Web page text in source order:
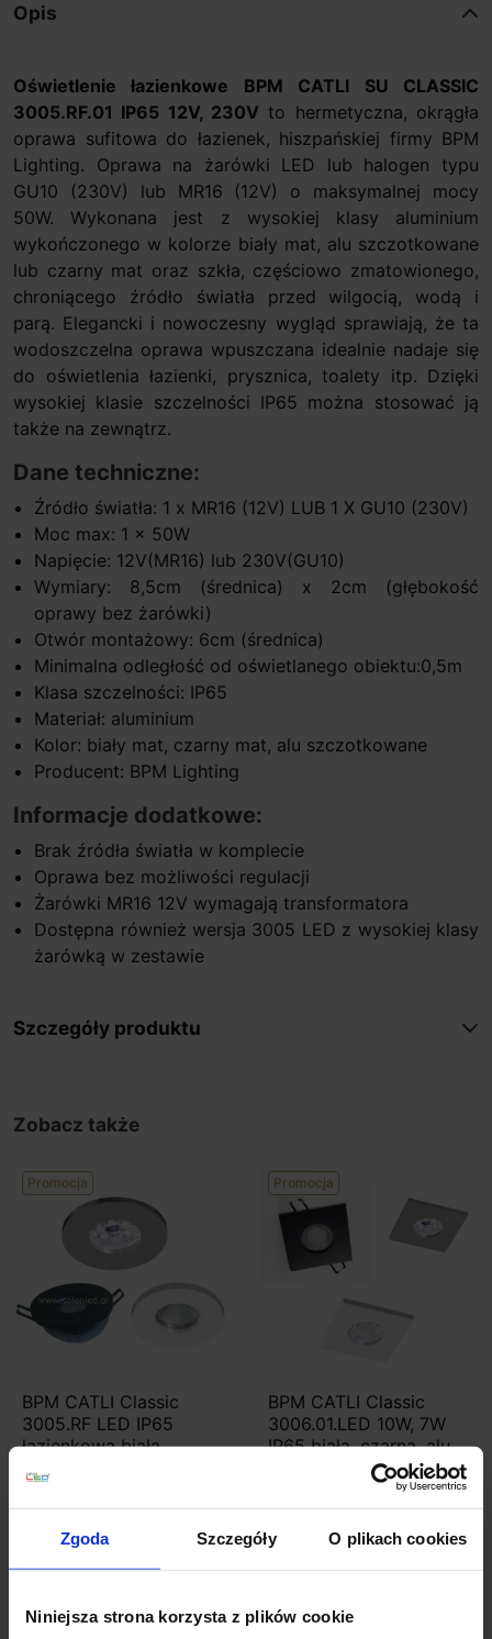
Zgoda Szczegóły O plikach cookies
Niniejsza strona korzysta z plików cookie
Opis
Oświetlenie łazienkowe BPM CATLI SU CLASSIC
3005.RF.01 IP65 12V, 230V to hermetyczna, okrągła
oprawa sufitowa do łazienek, hiszpańskiej firmy BPM
Lighting. Oprawa na żarówki LED lub halogen typu
GU10 (230V) lub MR16 (12V) o maksymalnej mocy
50W. Wykonana jest z wysokiej klasy aluminium
wykończonego w kolorze biały mat, alu szczotkowane
lub czarny mat oraz szkła, częściowo zmatowionego,
chroniącego źródło światła przed wilgocią, wodą i
parą. Elegancki i nowoczesny wygląd sprawiają, że ta
wodoszczelna oprawa wpuszczana idealnie nadaje się
do oświetlenia łazienki, prysznica, toalety itp. Dzięki
wysokiej klasie szczelności IP65 można stosować ją
także na zewnątrz.
Dane techniczne:
Źródło światła: 1 x MR16 (12V) LUB 1 X GU10 (230V)
Moc max: 1 x 50W
Napięcie: 12V(MR16) lub 230V(GU10)
Wymiary: 8,5cm (średnica) x 2cm (głębokość
oprawy bez żarówki)
Otwór montażowy: 6cm (średnica)
Minimalna odległość od oświetlanego obiektu:0,5m
Klasa szczelności: IP65
Materiał: aluminium
Kolor: biały mat, czarny mat, alu szczotkowane
Producent: BPM Lighting
Informacje dodatkowe:
Brak źródła światła w komplecie
Oprawa bez możliwości regulacji
Żarówki MR16 12V wymagają transformatora
Dostępna również wersja 3005 LED z wysokiej klasy
żarówką w zestawie
Szczegóły produktu
Zobacz także
Promocja
BPM CATLI Classic
3005.RF LED IP65
łazienkowa biała,
czarna 10W, 7W
Zobacz szczegóły
Promocja
BPM CATLI Classic
3006.01.LED 10W, 7W
IP65 biała, czarna, alu
Zobacz szczegóły